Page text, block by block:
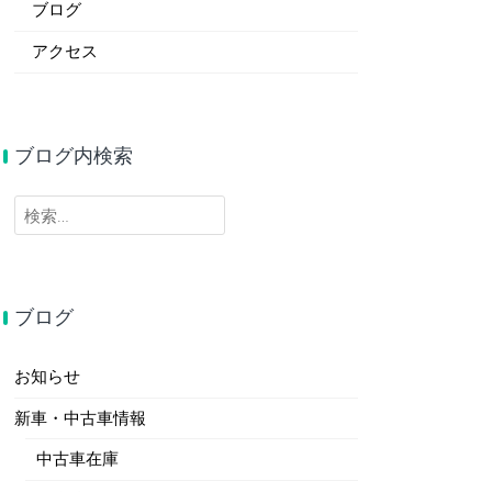
ブログ
アクセス
ブログ内検索
検
索:
ブログ
お知らせ
新車・中古車情報
中古車在庫